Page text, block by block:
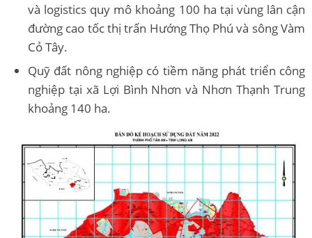
và logistics quy mô khoảng 100 ha tại vùng lân cận
đường cao tốc thị trấn Hướng Thọ Phú và sông Vàm
Cỏ Tây.
Quỹ đất nông nghiệp có tiềm năng phát triển công
nghiệp tại xã Lợi Bình Nhơn và Nhơn Thạnh Trung
khoảng 140 ha.